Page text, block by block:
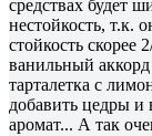
средствах будет
нестойкость, т.к.
стойкость скорее
ванильный
тарталетка с
добавить цедры и
аромат... А так